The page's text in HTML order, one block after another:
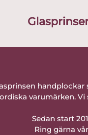
handplockar
varumärken. Vi
Sedan start
Ring gärna